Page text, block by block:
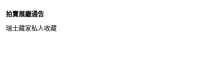
拍賣展廳通告
瑞士藏家私人收藏